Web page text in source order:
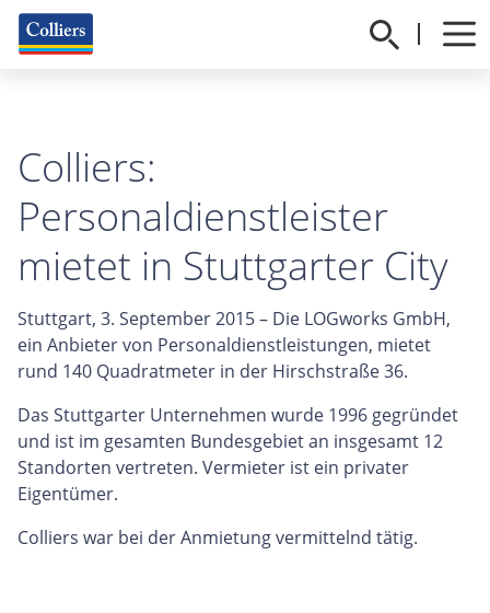
Colliers:
Personaldienstleister
mietet in Stuttgarter City
Stuttgart, 3. September 2015 – Die LOGworks GmbH,
ein Anbieter von Personaldienstleistungen, mietet
rund 140 Quadratmeter in der Hirschstraße 36.
Das Stuttgarter Unternehmen wurde 1996 gegründet
und ist im gesamten Bundesgebiet an insgesamt 12
Standorten vertreten. Vermieter ist ein privater
Eigentümer.
Colliers war bei der Anmietung vermittelnd tätig.